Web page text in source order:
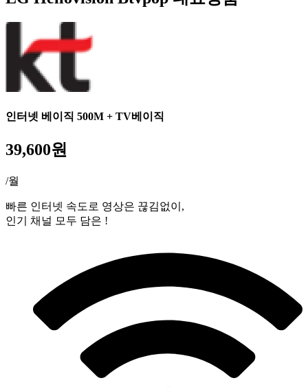
인터넷 베이직 500M + TV베이직
39,600원
/월
빠른 인터넷 속도로 영상은 끊김없이,
인기 채널 모두 담은 !